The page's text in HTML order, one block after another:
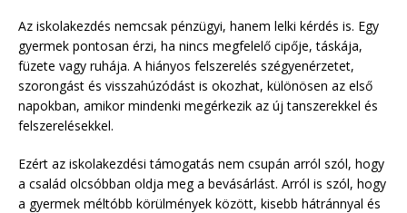
Az iskolakezdés nemcsak pénzügyi, hanem lelki kérdés is. Egy
gyermek pontosan érzi, ha nincs megfelelő cipője, táskája,
füzete vagy ruhája. A hiányos felszerelés szégyenérzetet,
szorongást és visszahúzódást is okozhat, különösen az első
napokban, amikor mindenki megérkezik az új tanszerekkel és
felszerelésekkel.
Ezért az iskolakezdési támogatás nem csupán arról szól, hogy
a család olcsóbban oldja meg a bevásárlást. Arról is szól, hogy
a gyermek méltóbb körülmények között, kisebb hátránnyal és